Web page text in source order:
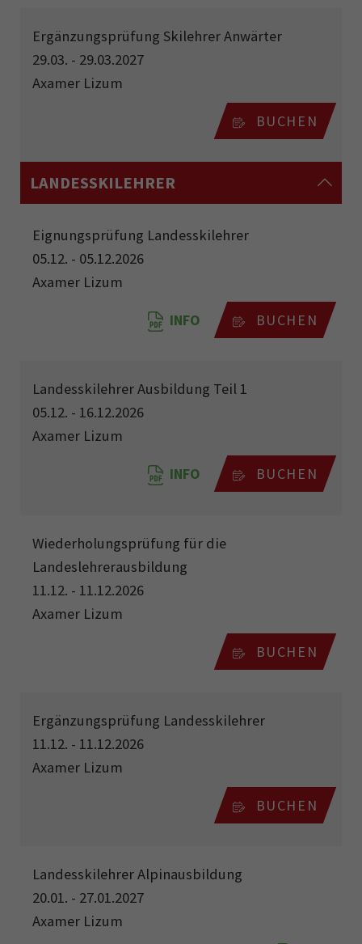
Ergänzungsprüfung Skilehrer Anwärter
29.03. - 29.03.2027
Axamer Lizum
BUCHEN
LANDESSKILEHRER
Eignungsprüfung Landesskilehrer
05.12. - 05.12.2026
Axamer Lizum
INFO BUCHEN
Landesskilehrer Ausbildung Teil 1
05.12. - 16.12.2026
Axamer Lizum
INFO BUCHEN
Wiederholungsprüfung für die
Landeslehrerausbildung
11.12. - 11.12.2026
Axamer Lizum
BUCHEN
Ergänzungsprüfung Landesskilehrer
11.12. - 11.12.2026
Axamer Lizum
BUCHEN
Landesskilehrer Alpinausbildung
20.01. - 27.01.2027
Axamer Lizum